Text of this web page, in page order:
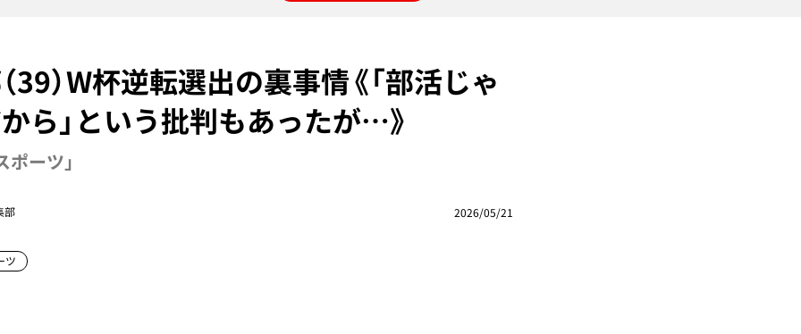
39）W杯逆転選出の裏事情《「部活じゃ
ら」という批判もあったが…》
ポーツ」
部 2026/05/21
ツ